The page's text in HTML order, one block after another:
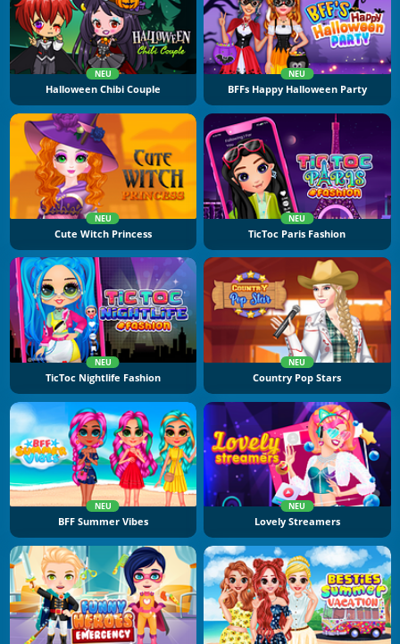
NEU
Halloween Chibi Couple
NEU
BFFs Happy Halloween Party
NEU
Cute Witch Princess
NEU
TicToc Paris Fashion
NEU
TicToc Nightlife Fashion
NEU
Country Pop Stars
NEU
BFF Summer Vibes
NEU
Lovely Streamers